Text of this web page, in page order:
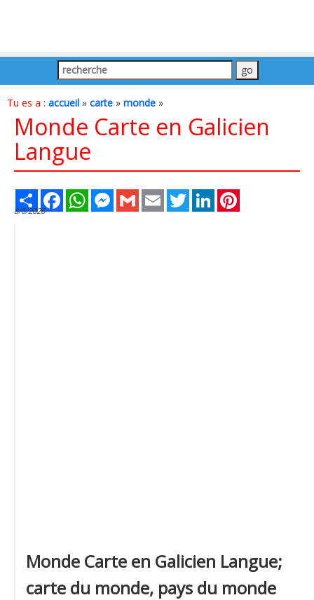
Tu es a : accueil » carte » monde »
Monde Carte en Galicien
Langue
Share FacebookWhatsAppMessenger
Gmail Email TwitterLinkedIn
8/6/2026
Monde Carte en Galicien Langue;
carte du monde, pays du monde